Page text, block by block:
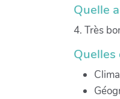
Quelle
4. Très